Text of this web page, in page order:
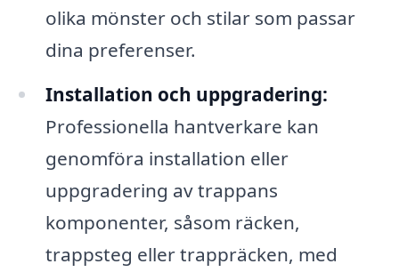
olika mönster och stilar som passar
dina preferenser.
Installation och uppgradering:
Professionella hantverkare kan
genomföra installation eller
uppgradering av trappans
komponenter, såsom räcken,
trappsteg eller trappräcken, med